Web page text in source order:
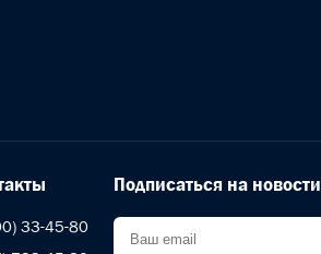
33-45-80
Подписаться на новости